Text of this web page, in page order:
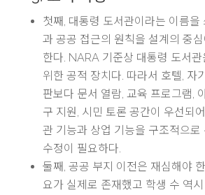
첫째, 대통령 도서관이라는 이름을
과 공공 접근의 원칙을 설계의 중
한다. NARA 기준상 대통령 도서
위한 공적 장치다. 따라서 호텔, 자
판보다 문서 열람, 교육 프로그램,
구 지원, 시민 토론 공간이 우선되
관 기능과 상업 기능을 구조적으로
수정이 필요하다.
둘째, 공공 부지 이전은 재심해야
요가 실제로 존재했고 학생 수 역